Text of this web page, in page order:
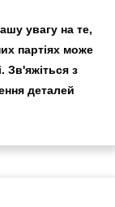
увагу на те,
партіях може
Зв'яжіться з
деталей